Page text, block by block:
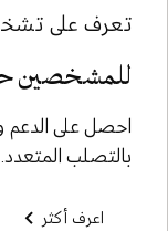
تعرف على
للمشخصين
احصل على الدعم
بالتصلب المتعدد.
اعرف أكثر